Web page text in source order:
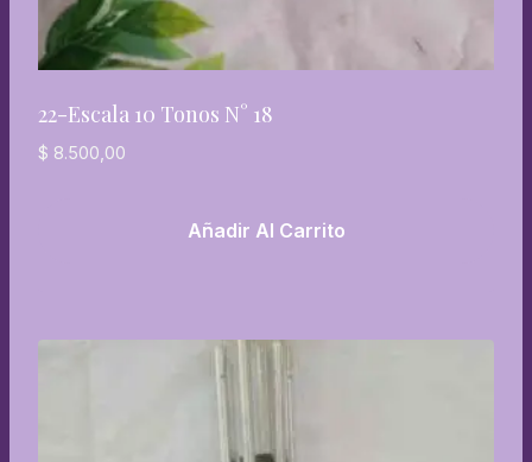
22-Escala 10 Tonos N° 18
$ 8.500,00
Añadir Al Carrito